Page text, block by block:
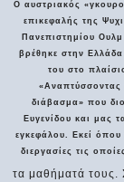
Ο αυστριακός
επικεφαλής της
Πανεπιστημίου
βρέθηκε στην
του στο
«Αναπτύσσοντας
διάβασμα» που
Ευγενίδου και μας
εγκεφάλου. Εκεί
διεργασίες τις
τα μαθήματά τους.